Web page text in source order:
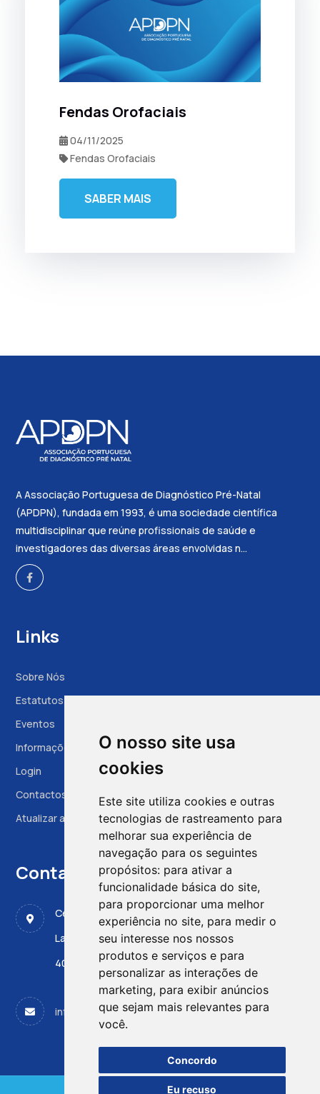
O nosso site usa
cookies
Este site utiliza cookies e outras
tecnologias de rastreamento para
melhorar sua experiência de
navegação para os seguintes
propósitos: para ativar a
funcionalidade básica do site,
para proporcionar uma melhor
experiência no site, para medir o
seu interesse nos nossos
produtos e serviços e para
personalizar as interações de
marketing, para exibir anúncios
que sejam mais relevantes para
você.
Concordo
Eu recuso
Fendas Orofaciais
04/11/2025
Fendas Orofaciais
SABER MAIS
A Associação Portuguesa de Diagnóstico Pré-Natal
(APDPN), fundada em 1993, é uma sociedade científica
multidisciplinar que reúne profissionais de saúde e
investigadores das diversas áreas envolvidas n...
Links
Sobre Nós
Estatutos
Eventos
Informações à Grávida
Login
Contactos
Atualizar as preferências das cookies
Contactos
Centro de Medicina Fetal, CMIN - ULS Santo António
Largo da Maternidade de Júlio Dinis 45
4050-651 PORTO
info@apdpn.com